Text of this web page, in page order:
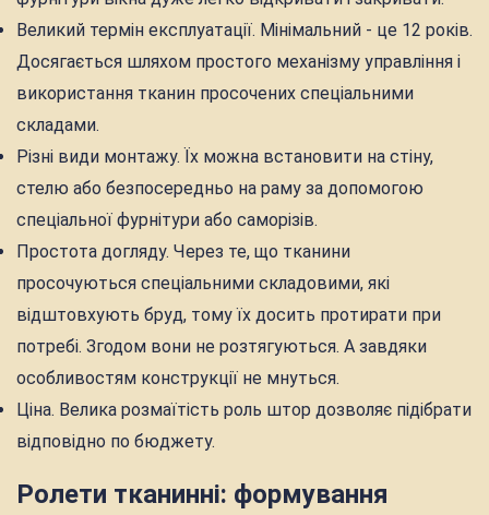
Великий термін експлуатації. Мінімальний - це 12 років.
Досягається шляхом простого механізму управління і
використання тканин просочених спеціальними
складами.
Різні види монтажу. Їх можна встановити на стіну,
стелю або безпосередньо на раму за допомогою
спеціальної фурнітури або саморізів.
Простота догляду. Через те, що тканини
просочуються спеціальними складовими, які
відштовхують бруд, тому їх досить протирати при
потребі. Згодом вони не розтягуються. А завдяки
особливостям конструкції не мнуться.
Ціна. Велика розмаїтість роль штор дозволяє підібрати
відповідно по бюджету.
Ролети тканинні: формування